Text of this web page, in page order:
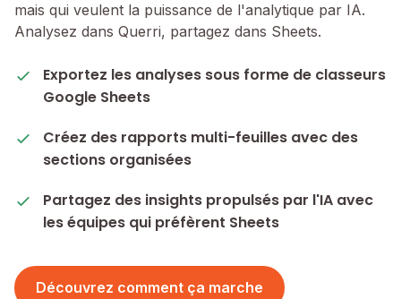
mais qui veulent la puissance de l'analytique par IA.
Analysez dans Querri, partagez dans Sheets.
Exportez les analyses sous forme de classeurs
Google Sheets
Créez des rapports multi-feuilles avec des
sections organisées
Partagez des insights propulsés par l'IA avec
les équipes qui préfèrent Sheets
Découvrez comment ça marche